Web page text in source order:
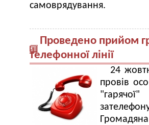
самоврядування.
Проведено прийом
телефонної лінії
24
провів